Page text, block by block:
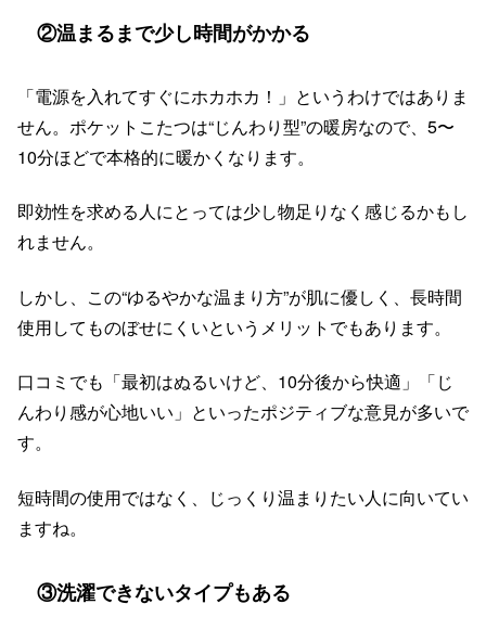
②温まるまで少し時間がかかる
「電源を入れてすぐにホカホカ！」というわけではありま
せん。ポケットこたつは“じんわり型”の暖房なので、5〜
10分ほどで本格的に暖かくなります。
即効性を求める人にとっては少し物足りなく感じるかもし
れません。
しかし、この“ゆるやかな温まり方”が肌に優しく、長時間
使用してものぼせにくいというメリットでもあります。
口コミでも「最初はぬるいけど、10分後から快適」「じ
んわり感が心地いい」といったポジティブな意見が多いで
す。
短時間の使用ではなく、じっくり温まりたい人に向いてい
ますね。
③洗濯できないタイプもある